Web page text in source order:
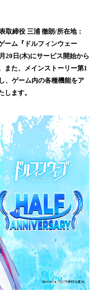
取締役 三浦 徹朗/所在地：
ーム『ドルフィンウェー
20日(木)にサービス開始から
また、メインストーリー第1
、ゲーム内の各種機能をア
ます。